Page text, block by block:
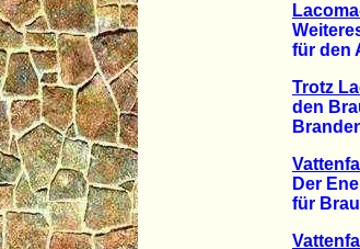
Weiteres
für den
Trotz
den
Der
für